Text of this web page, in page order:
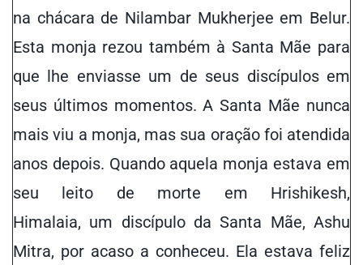
na chácara de Nilambar Mukherjee em Belur.
Esta monja rezou também à Santa Mãe para
que lhe enviasse um de seus discípulos em
seus últimos momentos. A Santa Mãe nunca
mais viu a monja, mas sua oração foi atendida
anos depois. Quando aquela monja estava em
seu leito de morte em Hrishikesh,
Himalaia, um discípulo da Santa Mãe, Ashu
Mitra, por acaso a conheceu. Ela estava feliz